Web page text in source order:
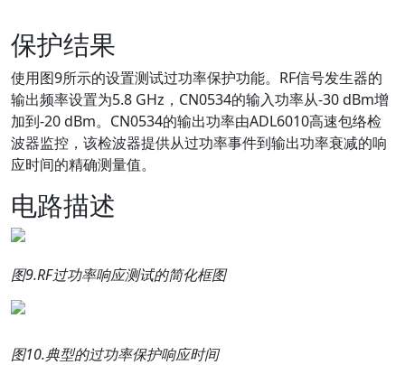
保护结果
使用图9所示的设置测试过功率保护功能。RF信号发生器的
输出频率设置为5.8 GHz，CN0534的输入功率从-30 dBm增
加到-20 dBm。CN0534的输出功率由ADL6010高速包络检
波器监控，该检波器提供从过功率事件到输出功率衰减的响
应时间的精确测量值。
电路描述
图9.RF过功率响应测试的简化框图
图10.典型的过功率保护响应时间